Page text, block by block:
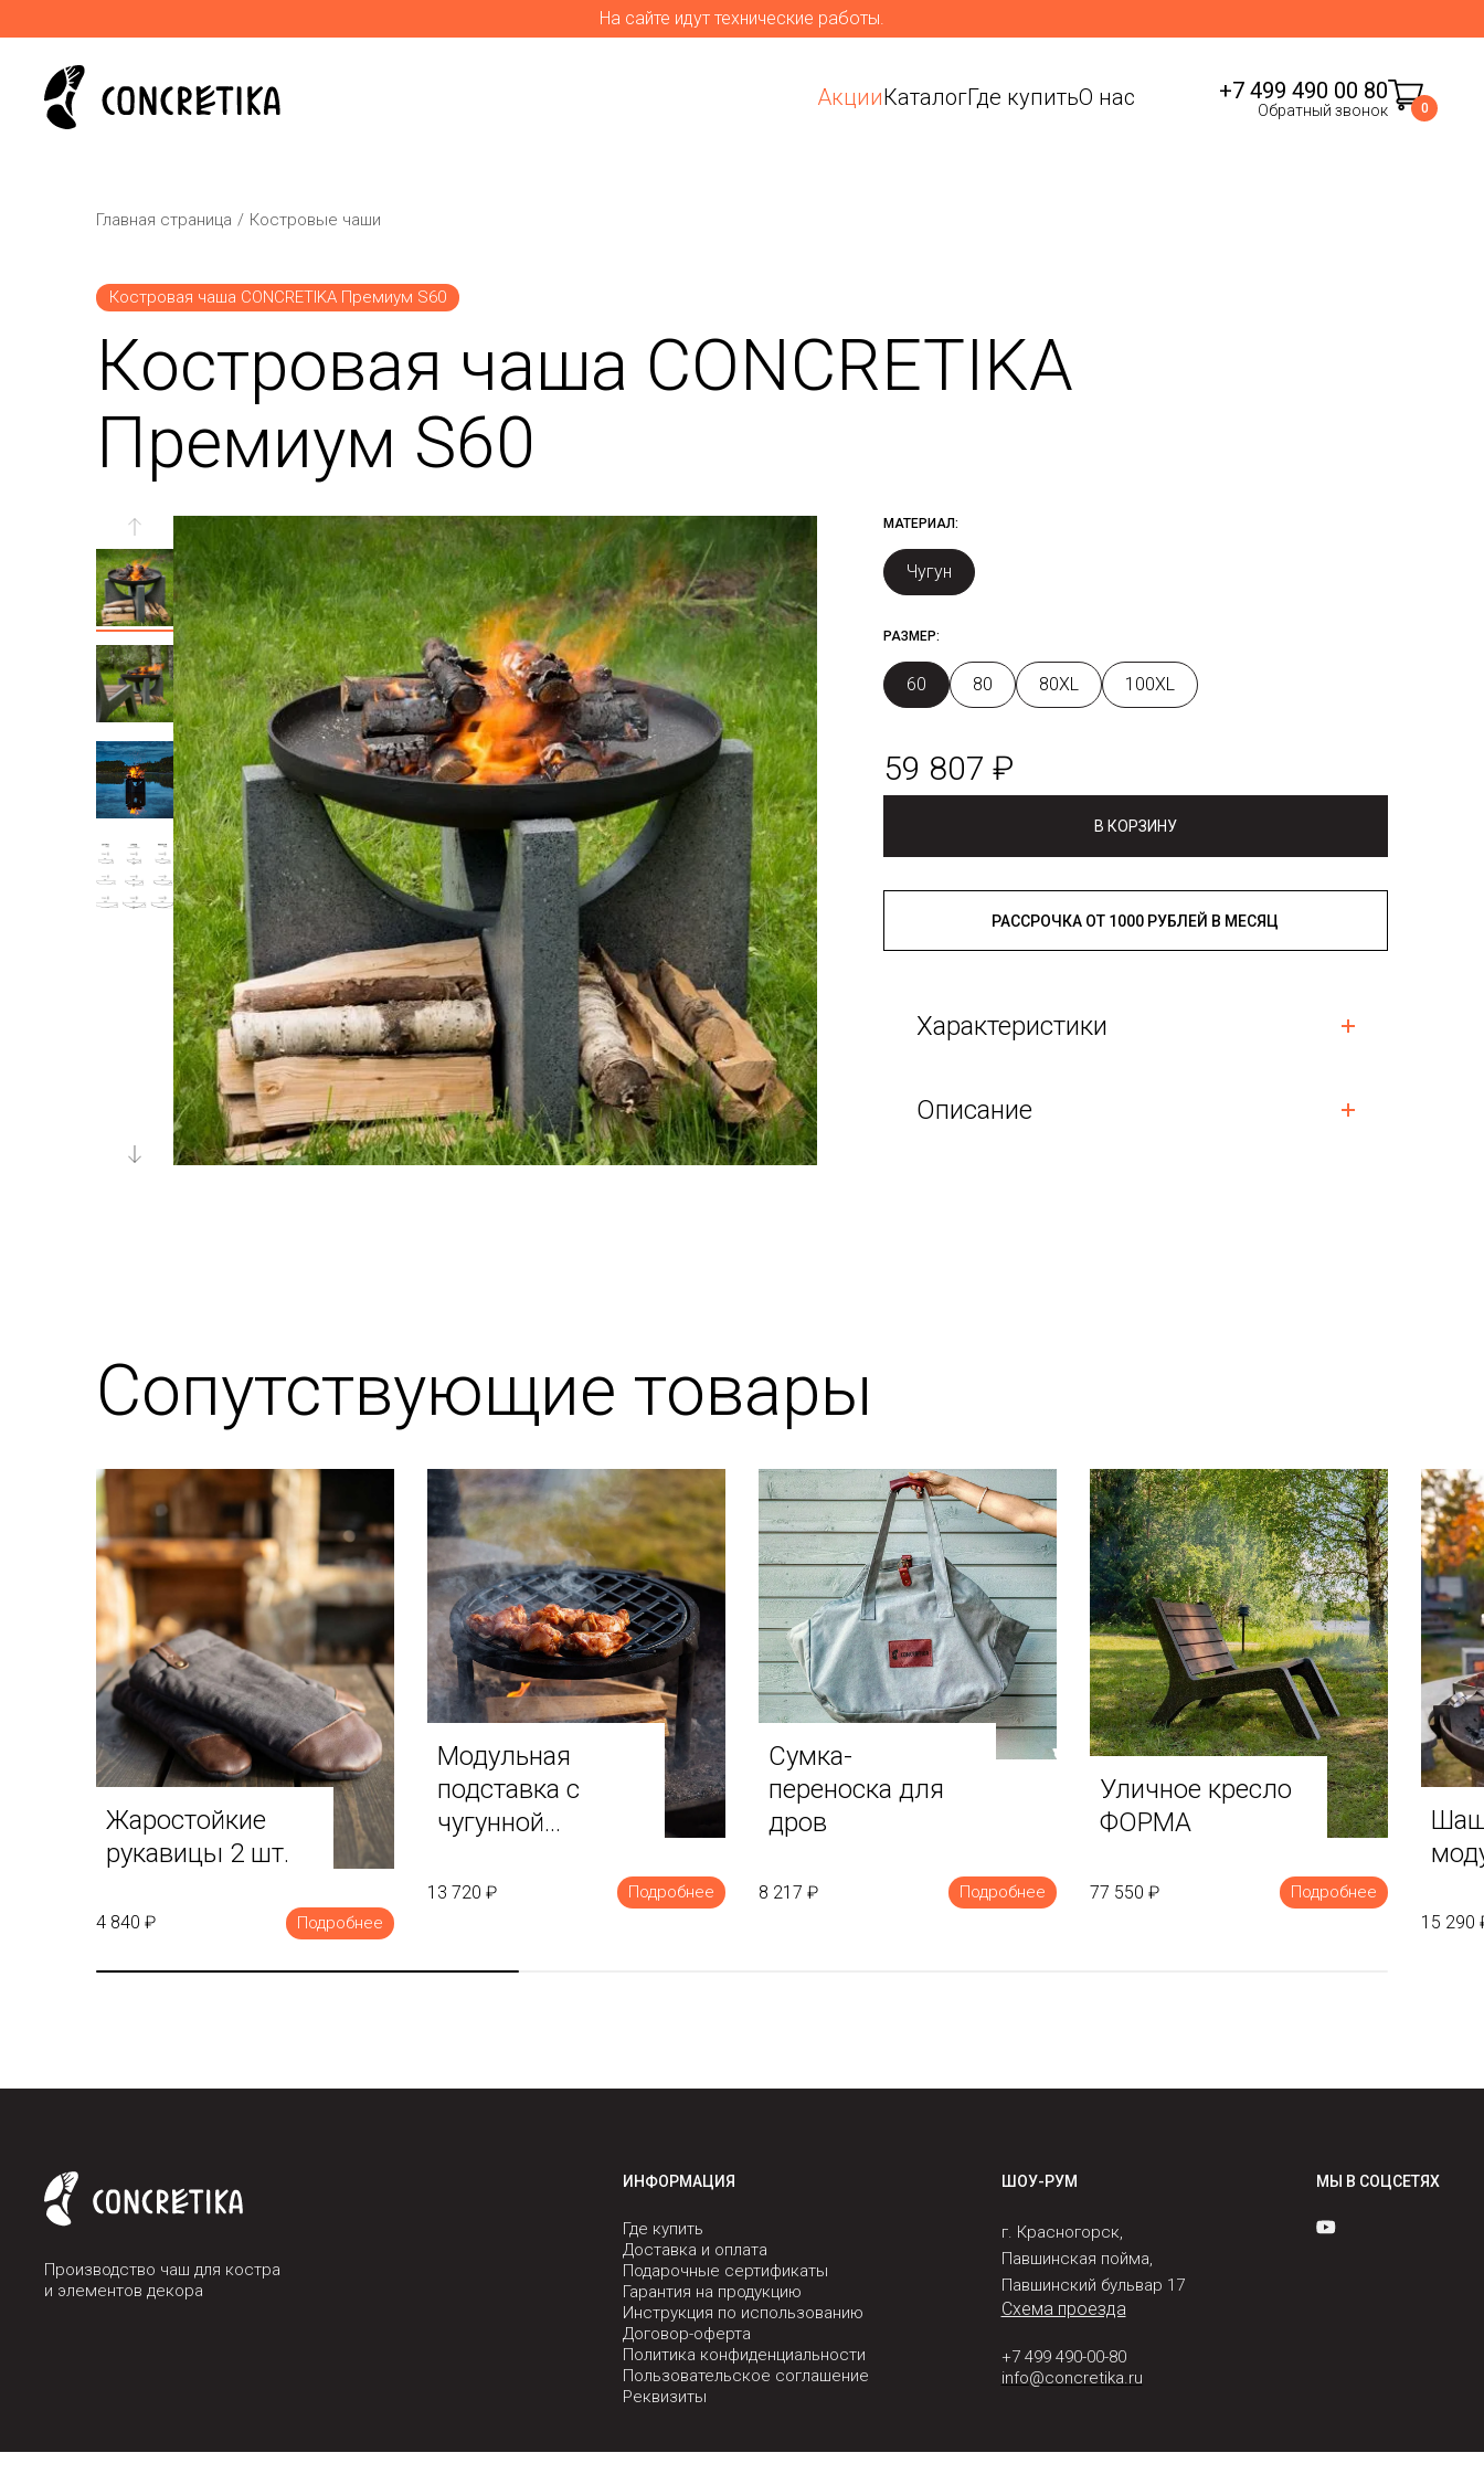
На сайте идут технические работы.
АкцииКаталогГде купитьО нас +7 499 490 00 80
Обратный звонок 0
Главная страница Костровые чаши
Костровая чаша CONCRETIKA Премиум S60
Костровая чаша CONCRETIKA
Премиум S60
МАТЕРИАЛ:
Чугун
РАЗМЕР:
60 80 80XL 100XL
59 807 ₽
В КОРЗИНУ
РАССРОЧКА ОТ 1000 РУБЛЕЙ В МЕСЯЦ
Характеристики
Описание
Сопутствующие товары
Жаростойкие
рукавицы 2 шт.
4 840 ₽ Подробнее
Модульная
подставка с
чугунной
13 720 ₽ Подробнее
Сумка-
переноска для
дров
8 217 ₽ Подробнее
Уличное кресло
ФОРМА
77 550 ₽ Подробнее
15 290
Производство чаш для костра
и элементов декора
ИНФОРМАЦИЯ
Где купить
Доставка и оплата
Подарочные сертификаты
Гарантия на продукцию
Инструкция по использованию
Договор-оферта
Политика конфиденциальности
Пользовательское соглашение
Реквизиты
ШОУ-РУМ
г. Красногорск,
Павшинская пойма,
Павшинский бульвар 17
Схема проезда
+7 499 490-00-80
info@concretika.ru
МЫ В СОЦСЕТЯХ